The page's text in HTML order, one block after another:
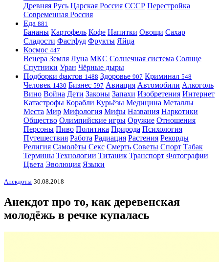
Древняя Русь Царская Россия СССР Перестройка
Современная Россия
Еда 881
Бананы Картофель Кофе Напитки Овощи Сахар
Сладости Фастфуд Фрукты Яйца
Космос 447
Венера Земля Луна МКС Солнечная система Солнце
Спутники Уран Чёрные дыры
Подборки фактов 1488 Здоровье 907 Криминал 548
Человек 1430 Бизнес 597 Авиация Автомобили Алкоголь
Вино Война Дети Законы Запахи Изобретения Интернет
Катастрофы Корабли Курьёзы Медицина Металлы
Места Мир Мифология Мифы Названия Наркотики
Общество Олимпийские игры Оружие Отношения
Персоны Пиво Политика Природа Психология
Путешествия Работа Радиация Растения Рекорды
Религия Самолёты Секс Смерть Советы Спорт Табак
Термины Технологии Титаник Транспорт Фотографии
Цвета Эволюция Языки
Анекдоты 30.08.2018
Анекдот про то, как деревенская
молодёжь в речке купалась